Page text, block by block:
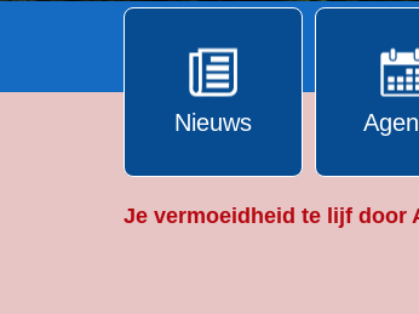
Nieuws
Je vermoeidheid te lijf door